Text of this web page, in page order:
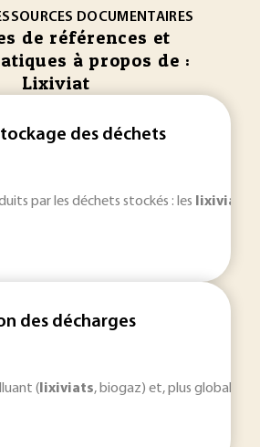
DOCUMENTAIRES
de références et
à propos de :
Lixiviat
des déchets
par les déchets stockés : les lixiviats
des décharges
( lixiviats, biogaz) et, plus